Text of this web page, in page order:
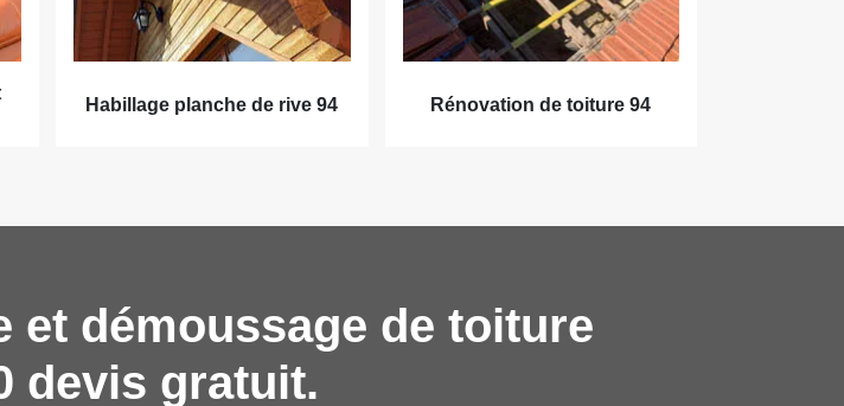
Habillage planche de rive 94 Rénovation de toiture 94
et démoussage de toiture
devis gratuit.